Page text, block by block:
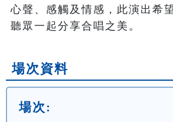
心聲、感觸及情感，此演出希
聽眾一起分享合唱之美。
場次資料
場次: